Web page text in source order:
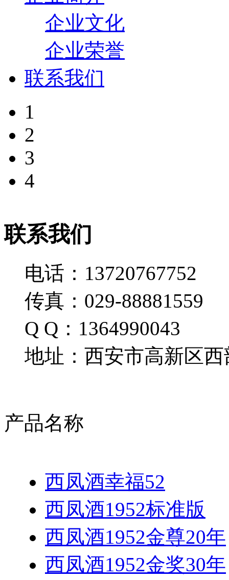
企业文化
企业荣誉
联系我们
1
2
3
4
联系我们
电话：13720767752
传真：029-88881559
Q Q：1364990043
地址：西安市高新区西
产品名称
西凤酒幸福52
西凤酒1952标准版
西凤酒1952金尊20年
西凤酒1952金奖30年